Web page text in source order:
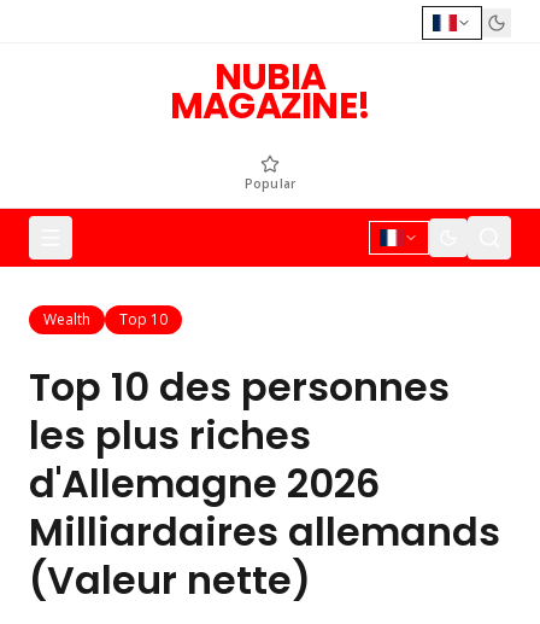
NUBIA
MAGAZINE!
Popular
Wealth Top 10
Top 10 des personnes
les plus riches
d'Allemagne 2026
Milliardaires allemands
(Valeur nette)